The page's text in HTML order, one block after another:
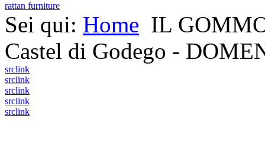
rattan furniture
Sei qui: Home IL
Castel di Godego -
srclink
srclink
srclink
srclink
srclink